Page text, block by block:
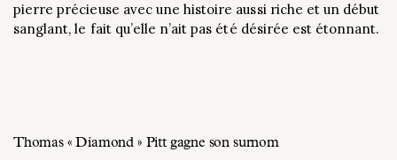
pierre précieuse avec une histoire aussi riche et un début
sanglant, le fait qu’elle n’ait pas été désirée est étonnant.
Thomas « Diamond » Pitt gagne son surnom